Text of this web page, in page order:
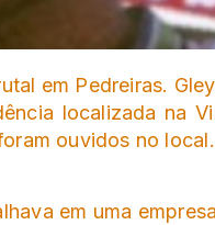
em Pedreiras.
localizada na
ouvidos no local.
em uma